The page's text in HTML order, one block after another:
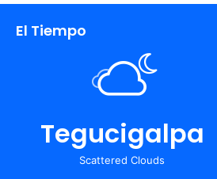
El Tiempo
Tegucigalpa
Scattered Clouds